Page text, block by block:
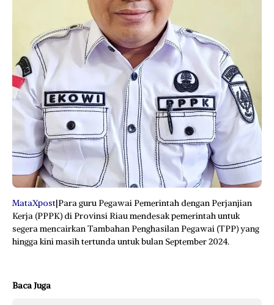
MataXpost|Para guru Pegawai Pemerintah dengan Perjanjian
Kerja (PPPK) di Provinsi Riau mendesak pemerintah untuk
segera mencairkan Tambahan Penghasilan Pegawai (TPP) yang
hingga kini masih tertunda untuk bulan September 2024.
Baca Juga